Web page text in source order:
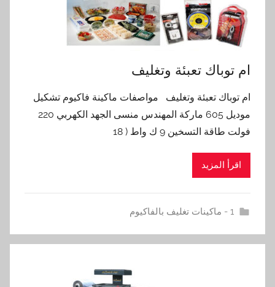
ام توباك تعبئة وتغليف
ام توباك تعبئة وتغليف مواصفات ماكينة فاكيوم تشكيل
موديل 605 ماركة المهندس منسى الجهد الكهربي 220
فولت طاقة التسخين 9 ك واط ( 18
اقرأ المزيد
1 - ماكينات تغليف بالفاكيوم